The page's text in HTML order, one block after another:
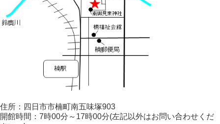
住所：四日市市楠町南五味塚903
開館時間：7時00分～17時00分(左記以外はお問い合わせくだ